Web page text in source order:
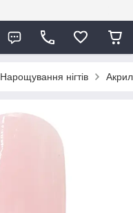
Нарощування нігтів